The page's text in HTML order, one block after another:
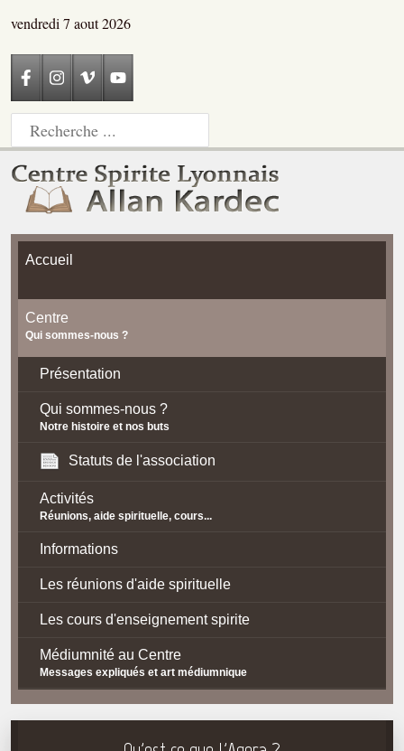
vendredi 7 aout 2026
Accueil
Centre
Qui sommes-nous ?
Présentation
Qui sommes-nous ?
Notre histoire et nos buts
Statuts de l'association
Activités
Réunions, aide spirituelle, cours...
Informations
Les réunions d'aide spirituelle
Les cours d'enseignement spirite
Médiumnité au Centre
Messages expliqués et art médiumnique
Contact / Accès
Plan d'accès